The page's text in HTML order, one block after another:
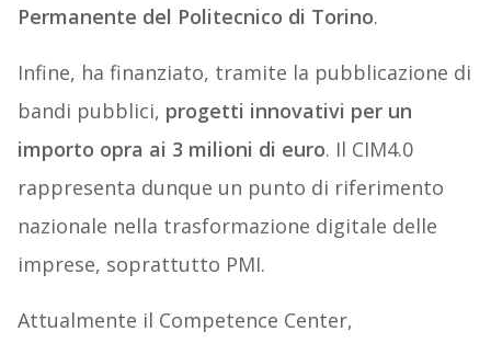
Permanente del Politecnico di Torino.
Infine, ha finanziato, tramite la pubblicazione di
bandi pubblici, progetti innovativi per un
importo opra ai 3 milioni di euro. Il CIM4.0
rappresenta dunque un punto di riferimento
nazionale nella trasformazione digitale delle
imprese, soprattutto PMI.
Attualmente il Competence Center,